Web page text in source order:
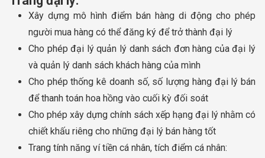
Xây dựng mô hình điểm bán hàng di động cho phép
người mua hàng có thể đăng ký để trở thành đại lý
Cho phép đại lý quản lý danh sách đơn hàng của đại lý
và quản lý danh sách khách hàng của mình
Cho phép thống kê doanh số, số lượng hàng đại lý bán
để thanh toán hoa hồng vào cuối kỳ đối soát
Cho phép xây dựng chính sách xếp hạng đại lý nhằm có
chiết khấu riêng cho những đại lý bán hàng tốt
Trang tính năng ví tiền cá nhân, tích điểm cá nhân: